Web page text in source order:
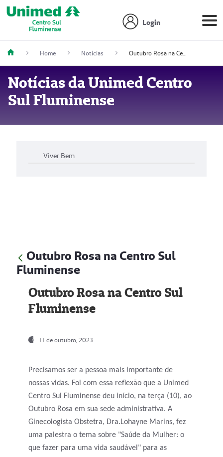
Login
Home Notícias Outubro Rosa na Centro Sul Fluminense
Notícias da Unimed Centro
Sul Fluminense
Viver Bem
Outubro Rosa na Centro Sul
Fluminense
Outubro Rosa na Centro Sul
Fluminense
11 de outubro, 2023
Precisamos ser a pessoa mais importante de
nossas vidas. Foi com essa reflexão que a Unimed
Centro Sul Fluminense deu início, na terça (10), ao
Outubro Rosa em sua sede administrativa. A
Ginecologista Obstetra, Dra.Lohayne Marins, fez
uma palestra o tema sobre "Saúde da Mulher: o
que fazer para uma vida saudável" para as